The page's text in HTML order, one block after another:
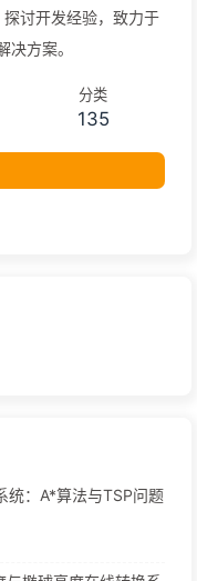
讨开发经验，致力于
方案。
分类
135
：A*算法与TSP问题